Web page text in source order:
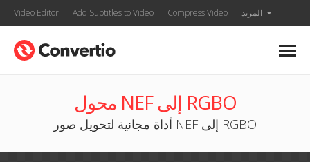
Video Editor Add Subtitles to Video Compress Video المزيد
محول NEF إلى RGBO
أداة مجانية لتحويل صور NEF إلى RGBO